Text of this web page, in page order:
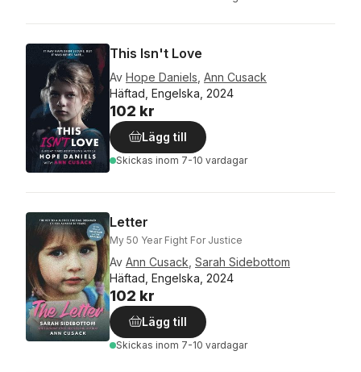
This Isn't Love
Av Hope Daniels, Ann Cusack
Häftad, Engelska, 2024
102 kr
Lägg till
Skickas inom 7-10 vardagar
Letter
My 50 Year Fight For Justice
Av Ann Cusack Sarah Sidebottom
Häftad, Engelska, 2024
102 kr
Lägg till
Skickas inom 7-10 vardagar